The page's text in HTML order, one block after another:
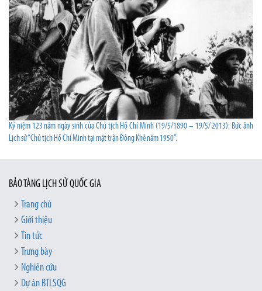
Kỷ niệm 123 năm ngày sinh của Chủ tịch Hồ Chí Minh (19/5/1890 – 19/5/ 2013): Bức ảnh
Lịch sử “Chủ tịch Hồ Chí Minh tại mặt trận Đông Khê năm 1950”.
BẢO TÀNG LỊCH SỬ QUỐC GIA
Trang chủ
Giới thiệu
Tin tức
Trưng bày
Nghiên cứu
Dự án BTLSQG